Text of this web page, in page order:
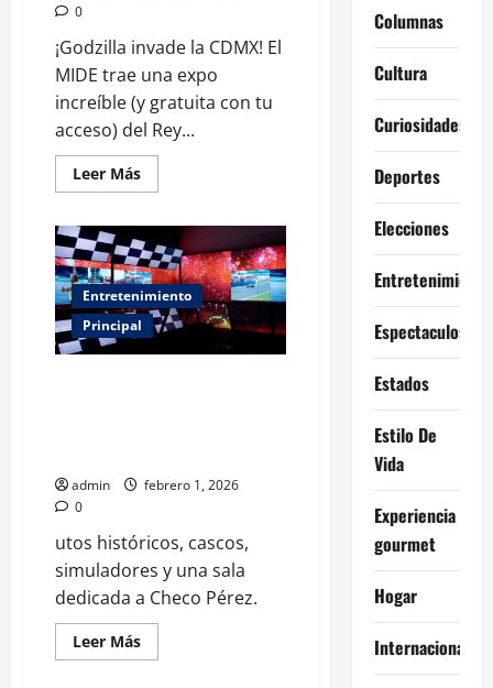
0
¡Godzilla invade la CDMX! El
MIDE trae una expo
increíble (y gratuita con tu
acceso) del Rey...
Leer MásLeer
más
invade
el
Centro
Histórico
con
una
exposición
gratis
Entretenimiento
Principal
admin
febrero 1, 2026
0
utos históricos, cascos,
simuladores y una sala
dedicada a Checo Pérez.
Leer MásLeer
más
Columnas
Cultura
Curiosidades
Deportes
Elecciones
Entretenimiento
Espectaculos
Estados
Estilo De
Vida
Experiencia
gourmet
Hogar
Internacional